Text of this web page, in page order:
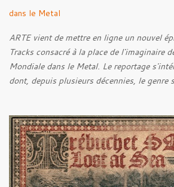
dans le Metal
ARTE vient de mettre en ligne un nouvel
Tracks consacré à la place de l'imaginaire
Mondiale dans le Metal. Le reportage
dont, depuis plusieurs décennies, le genre
cette réflexion, Tracks est allé à la
Kanonenfieber ) et de Dmytro Kumar (
leur intérêt pour la Première Guerre
donne également la parole au producteur
Kohlmannslehner, collaborateur de 1914